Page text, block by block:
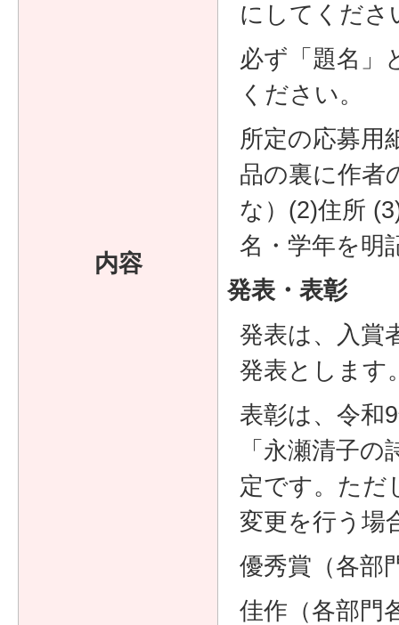
内容
にしてくださ
必ず「題名」
ください。
所定の応募用
品の裏に作者
な）(2)住所
名・学年を明
発表・表彰
発表は、入賞
発表とします
表彰は、令和
「永瀬清子
定です。ただ
変更を行う場
優秀賞（各部
佳作（各部門